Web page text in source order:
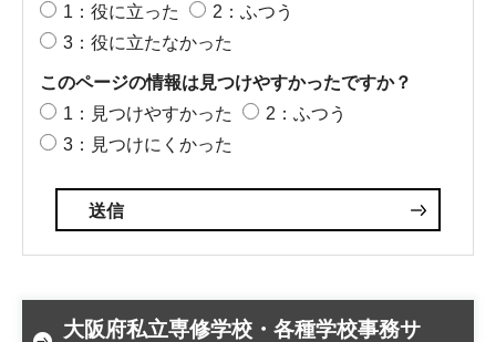
1：役に立った
2：ふつう
3：役に立たなかった
このページの情報は見つけやすかったですか？
1：見つけやすかった
2：ふつう
3：見つけにくかった
大阪府私立専修学校・各種学校事務サ